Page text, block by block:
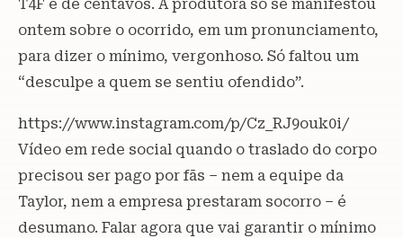
T4F é de centavos. A produtora só se manifestou
ontem sobre o ocorrido, em um pronunciamento,
para dizer o mínimo, vergonhoso. Só faltou um
“desculpe a quem se sentiu ofendido”.
https://www.instagram.com/p/Cz_RJ9ouk0i/
Vídeo em rede social quando o traslado do corpo
precisou ser pago por fãs – nem a equipe da
Taylor, nem a empresa prestaram socorro – é
desumano. Falar agora que vai garantir o mínimo